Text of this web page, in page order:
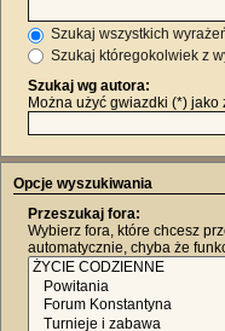
Szukaj wszystkich
Szukaj któregokolwiek z
Szukaj wg autora:
Można użyć gwiazdki (*)
Opcje wyszukiwania
Przeszukaj fora:
Wybierz fora, które chcesz
automatycznie, chyba że